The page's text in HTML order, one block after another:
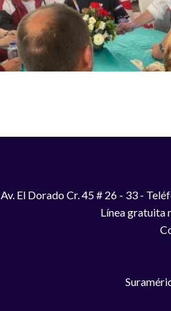
Av. El Dorado Cr. 45 # 26 - 33 -
Línea gratuita